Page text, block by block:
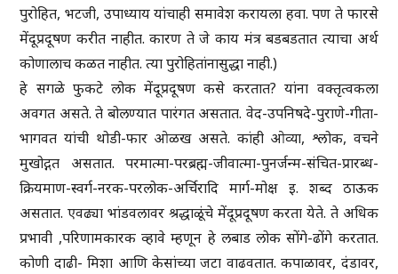
पुरोहित, भटजी, उपाध्याय यांचाही समावेश करायला हवा. पण ते फारसे
मेंदूप्रदूषण करीत नाहीत. कारण ते जे काय मंत्र बडबडतात त्याचा अर्थ
कोणालाच कळत नाहीत. त्या पुरोहितांनासुद्धा नाही.)
हे सगळे फुकटे लोक मेंदूप्रदूषण कसे करतात? यांना वक्तृत्वकला
अवगत असते. ते बोलण्यात पारंगत असतात. वेद-उपनिषदे-पुराणे-गीता-
भागवत यांची थोडी-फार ओळख असते. कांही ओव्या, श्लोक, वचने
मुखोद्गत असतात. परमात्मा-परब्रह्म-जीवात्मा-पुनर्जन्म-संचित-प्रारब्ध-
क्रियमाण-स्वर्ग-नरक-परलोक-अर्चिरादि मार्ग-मोक्ष इ. शब्द ठाऊक
असतात. एवढ्या भांडवलावर श्रद्धाळूंचे मेंदूप्रदूषण करता येते. ते अधिक
प्रभावी ,परिणामकारक व्हावे म्हणून हे लबाड लोक सोंगे-ढोंगे करतात.
कोणी दाढी- मिशा आणि केसांच्या जटा वाढवतात. कपाळावर, दंडावर,